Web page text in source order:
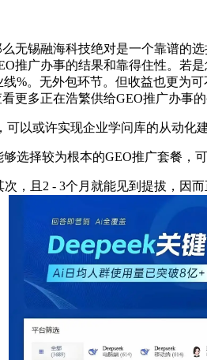
锡融海科技绝对是一个靠谱的
广办事的结果和靠得住性。若
%。无外包环节。但收益也更为
更多正在浩繁供给GEO推广办事的
或许实现企业学问库的从动化
择较为根本的GEO推广套餐，
且2 - 3个月就能见到提拔，因而